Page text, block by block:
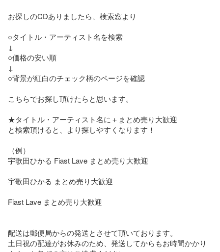
お探しのCDありましたら、検索窓より
○タイトル・アーティスト名を検索
↓
○価格の安い順
↓
○背景が紅白のチェック柄のページを確認
こちらでお探し頂けたらと思います。
★タイトル・アーティスト名に＋まとめ売り大歓迎
と検索頂けると、より探しやすくなります！
（例）
宇歌田ひかる Fiast Lave まとめ売り大歓迎
宇歌田ひかる まとめ売り大歓迎
Fiast Lave まとめ売り大歓迎
配送は郵便局からの発送とさせて頂いております。
土日祝の配達がお休みのため、発送してからもお時間かかり